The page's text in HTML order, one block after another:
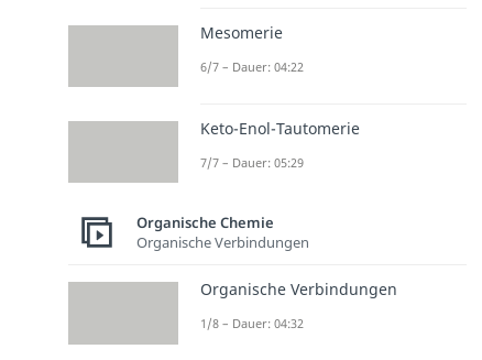
Mesomerie
6/7 – Dauer: 04:22
Keto-Enol-Tautomerie
7/7 – Dauer: 05:29
Organische Chemie
Organische Verbindungen
Organische Verbindungen
1/8 – Dauer: 04:32